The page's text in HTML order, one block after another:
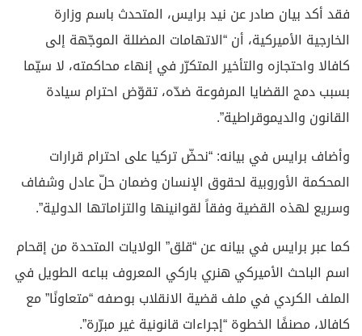
فقد أكد بيان صادر عن نيد برايس، المتحدث باسم وزارة
الخارجية الأميركية، أن “الاتهامات المضللة الموجّهة إلى
كافالا واحتجازه والتأخير المتكرّر في إنهاء محاكمته، لا سيّما
بسبب دمج القضايا المرفوعة ضدّه، تقوّض احترام سيادة
القانون والديموقراطية”.
وأضاف برايس في بيانه: “نحضّ تركيا على احترام قرارات
المحكمة الأوروبية لحقوق الإنسان وضمان حلّ عادل وشفاف
وسريع لهذه القضية وفقاً لقوانينها والتزاماتها الدولية”.
كما عبر برايس في بيانه عن “قلق” الولايات المتحدة من إقحام
اسم الباحث الأميركي هنري باركي المعروف بباعه الطويل في
الملف الكردي في ملف قضية الانقلاب بوصفه “متعاونًا” مع
كافالا، مصنفًا الخطوة “إجراءات قانونية غير مبرّرة”.